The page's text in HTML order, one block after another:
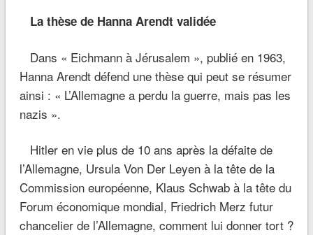
La thèse de Hanna Arendt validée
Dans « Eichmann à Jérusalem », publié en 1963,
Hanna Arendt défend une thèse qui peut se résumer
ainsi : « L’Allemagne a perdu la guerre, mais pas les
nazis ».
Hitler en vie plus de 10 ans après la défaite de
l’Allemagne, Ursula Von Der Leyen à la tête de la
Commission européenne, Klaus Schwab à la tête du
Forum économique mondial, Friedrich Merz futur
chancelier de l’Allemagne, comment lui donner tort ?